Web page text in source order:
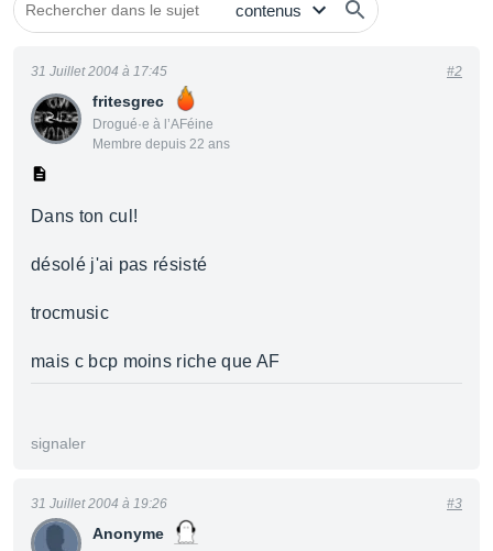
fritesgrec
Drogué·e à l’AFéine
Membre depuis 22 ans
31 Juillet 2004 à 17:45 #2
Dans ton cul!
désolé j'ai pas résisté
trocmusic
mais c bcp moins riche que AF
signaler
Anonyme
31 Juillet 2004 à 19:26 #3